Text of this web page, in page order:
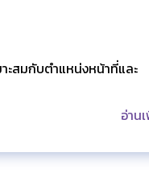
ะสมกับตำแหน่งหน้าที่และ
อ่าน